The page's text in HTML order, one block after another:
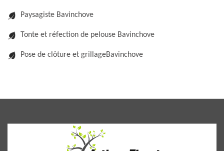
Paysagiste Bavinchove
Tonte et réfection de pelouse Bavinchove
Pose de clôture et grillageBavinchove